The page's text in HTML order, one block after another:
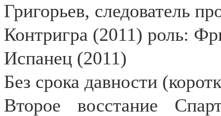
Григорьев, следователь
Контригра (2011) роль:
Испанец (2011)
Без срока давности
Второе восстание